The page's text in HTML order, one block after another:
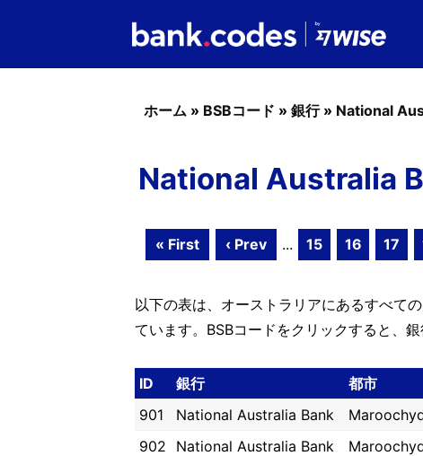
ホーム » BSBコード » 銀行» National
National Australia
« First ‹ Prev ... 15 16 17
以下の表は、オーストラリアにあるすべて
ています。BSBコードをクリックすると、
ID 銀行 都市
901
National Australia Bank
902
National Australia Bank